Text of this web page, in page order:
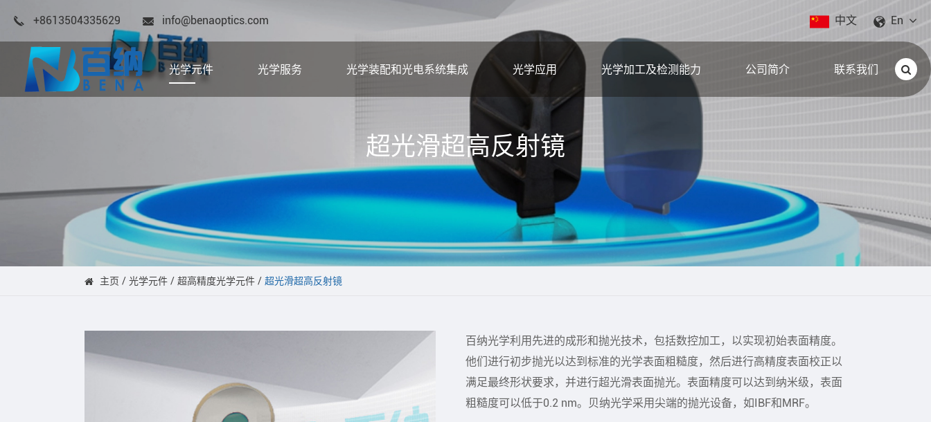
+8613504335629 info@benaoptics.com 中文 En
光学元件 光学服务 光学装配和光电系统集成 光学应用 光学加工及检测能力 公司简介 联系我们
超光滑超高反射镜
主页 光学元件 超高精度光学元件 超光滑超高反射镜
百纳光学利用先进的成形和抛光技术，包括数控加工，以实现初始表面精度。
他们进行初步抛光以达到标准的光学表面粗糙度，然后进行高精度表面校正以
满足最终形状要求，并进行超光滑表面抛光。表面精度可以达到纳米级，表面
粗糙度可以低于0.2 nm。贝纳光学采用尖端的抛光设备，如IBF和MRF。